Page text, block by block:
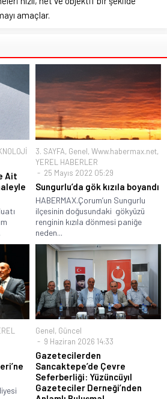
amaçlar.
Ait
3. SAYFA, Genel, Www.habermax.net,
YEREL HABERLER
25 Mayıs 2022 05:29
Sungurlu’da gök kızıla boyandı
HABERMAX.Çorum’un Sungurlu
ilçesinin doğusundaki gökyüzü
renginin kızıla dönmesi paniğe
neden...
Genel, Güncel
9 Haziran 2026 14:33
Gazetecilerden
Sancaktepe’de Çevre
Seferberliği: Yüzüncüyıl
Gazeteciler Derneği’nden